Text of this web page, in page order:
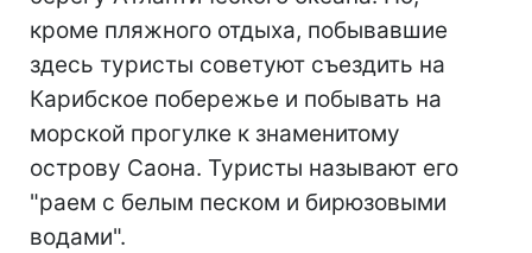
кроме пляжного отдыха, побывавшие
здесь туристы советуют съездить на
Карибское побережье и побывать на
морской прогулке к знаменитому
острову Саона. Туристы называют его
"раем с белым песком и бирюзовыми
водами".